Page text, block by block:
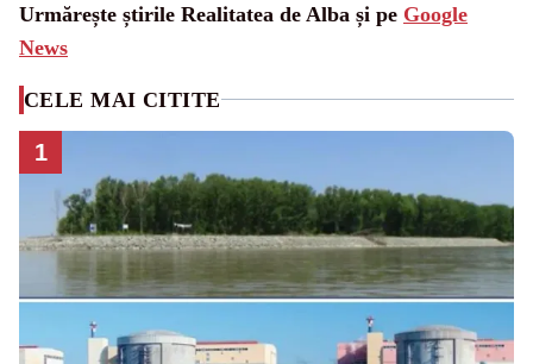
Urmărește știrile Realitatea de Alba și pe Google
News
CELE MAI CITITE
1